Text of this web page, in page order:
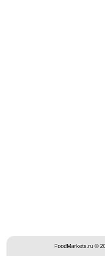
FoodMarkets.ru ©